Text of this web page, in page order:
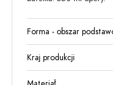
Forma - obszar
Kraj produkcji